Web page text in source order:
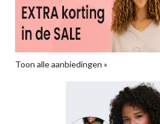
Toon alle aanbiedingen »